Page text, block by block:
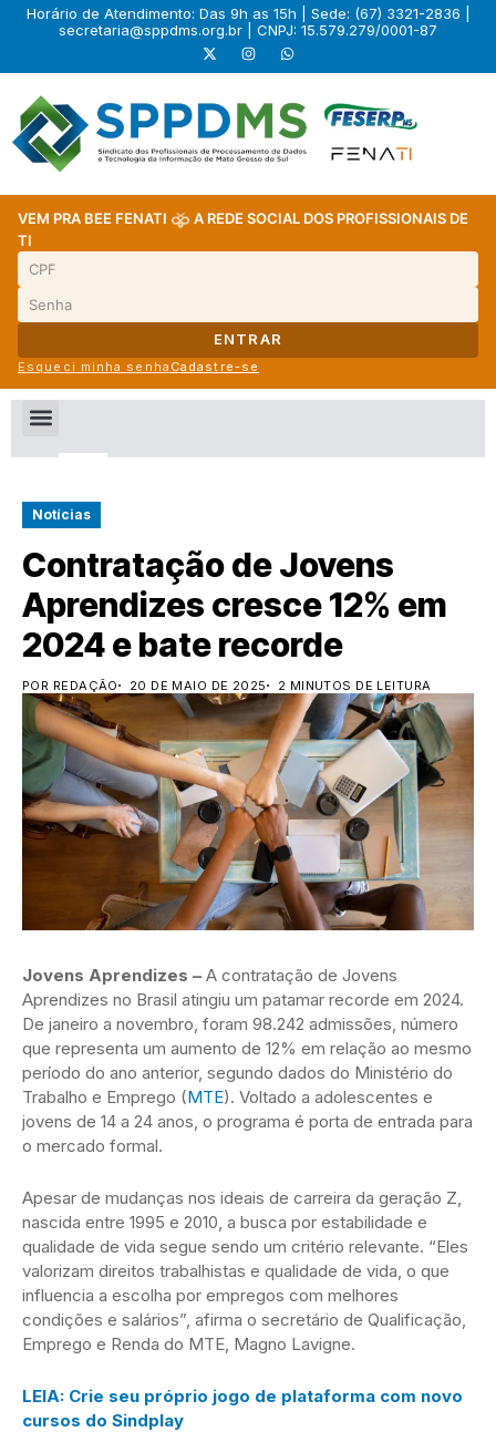
Horário de Atendimento: Das 9h as 15h | Sede: (67) 3321-2836 |
secretaria@sppdms.org.br | CNPJ: 15.579.279/0001-87
VEM PRA BEE FENATI
A REDE SOCIAL DOS PROFISSIONAIS DE
TI
ENTRAR
Esqueci minha senha Cadastre-se
Notícias
Contratação de Jovens
Aprendizes cresce 12% em
2024 e bate recorde
POR REDAÇÃO 20 DE MAIO DE 2025 2 MINUTOS DE LEITURA
Jovens Aprendizes – A contratação de Jovens
Aprendizes no Brasil atingiu um patamar recorde em 2024.
De janeiro a novembro, foram 98.242 admissões, número
que representa um aumento de 12% em relação ao mesmo
período do ano anterior, segundo dados do Ministério do
Trabalho e Emprego (MTE). Voltado a adolescentes e
jovens de 14 a 24 anos, o programa é porta de entrada para
o mercado formal.
Apesar de mudanças nos ideais de carreira da geração Z,
nascida entre 1995 e 2010, a busca por estabilidade e
qualidade de vida segue sendo um critério relevante. “Eles
valorizam direitos trabalhistas e qualidade de vida, o que
influencia a escolha por empregos com melhores
condições e salários”, afirma o secretário de Qualificação,
Emprego e Renda do MTE, Magno Lavigne.
LEIA: Crie seu próprio jogo de plataforma com novo
cursos do Sindplay